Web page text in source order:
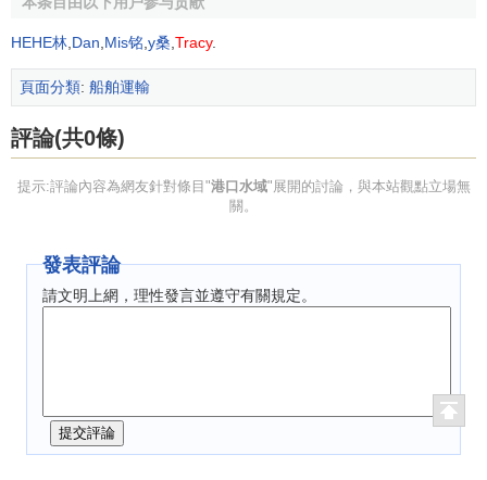
(3)挖入式港池
時可建這種港池。其優點是：可延長碼頭岸線，多建
方易受泥沙回淤的影響；在寒冷地區封凍時間較長。
是專供船舶(船隊)在水上停泊及進行各種
地。避風錨地指供船舶躲避風浪時的錨地，小船避風須有良
好的掩護。檢疫錨地為外籍船舶到港後進行衛生檢疫的錨
地，有時也和引航、海關簽證等共用。
HEHE林 Dan Mis铭 y桑 Tracy.
頁面分類: 船舶運輸
評論(共0條)
提示:評論內容為網友針對條目"港口水域"展開的討論，與本站觀點立場無
關。
發表評論
請文明上網，理性發言並遵守有關規定。